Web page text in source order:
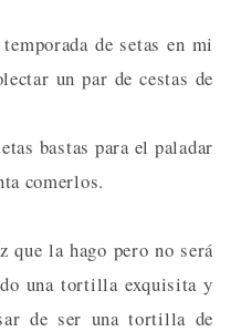
de setas en mi
un par de cestas de
bastas para el paladar
comerlos.
que la hago pero no será
una tortilla exquisita y
de ser una tortilla de